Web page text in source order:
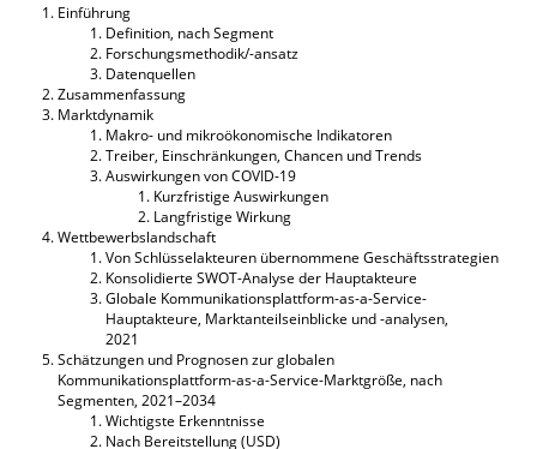
Einführung
Definition, nach Segment
Forschungsmethodik/-ansatz
Datenquellen
Zusammenfassung
Marktdynamik
Makro- und mikroökonomische Indikatoren
Treiber, Einschränkungen, Chancen und Trends
Auswirkungen von COVID-19
Kurzfristige Auswirkungen
Langfristige Wirkung
Wettbewerbslandschaft
Von Schlüsselakteuren übernommene Geschäftsstrategien
Konsolidierte SWOT-Analyse der Hauptakteure
Globale Kommunikationsplattform-as-a-Service-
Hauptakteure, Marktanteilseinblicke und -analysen,
2021
Schätzungen und Prognosen zur globalen
Kommunikationsplattform-as-a-Service-Marktgröße, nach
Segmenten, 2021–2034
Wichtigste Erkenntnisse
Nach Bereitstellung (USD)